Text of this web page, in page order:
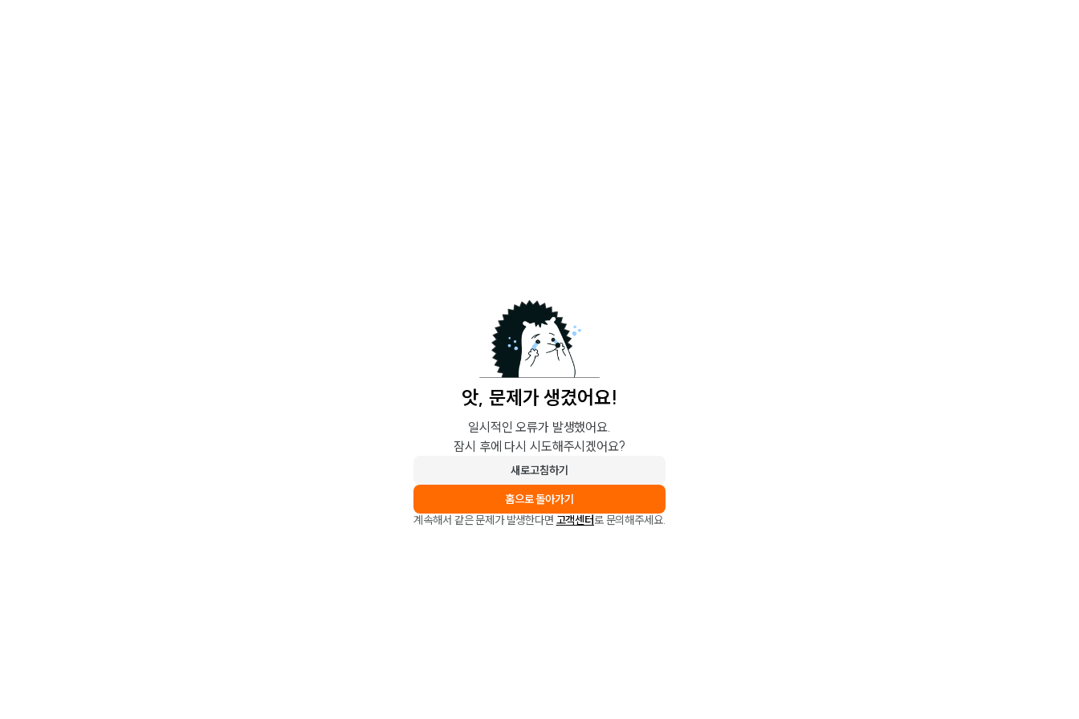
앗, 문제가 생겼어요!
일시적인 오류가 발생했어요.
잠시 후에 다시 시도해주시겠어요?
새로고침하기
홈으로 돌아가기
계속해서 같은 문제가 발생한다면 고객센터로 문의해주세요.